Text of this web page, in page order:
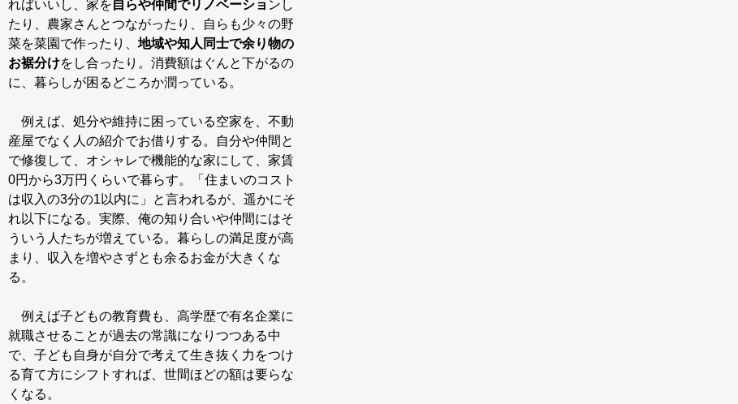
ればいいし、家を自らや仲間でリノベーショ ンし
たり、農家さんとつながったり、自らも少々の野
菜を菜園で作ったり、 地域や知人同士で余り物の
お裾分けをし合ったり。消費額はぐんと下がるの
に、暮らしが困るどころか潤っている。
例えば、処分や維持に困っている空家を、不動
産屋でなく人の紹介でお借りする。自分や仲間と
で修復して、オシャレで機能的な家にして、家賃
0円から3万円くらいで暮らす。「住まいのコスト
は収入の3分の1以内に」と言われるが、遥かにそ
れ以下になる。実際、俺の知り合いや仲間にはそ
ういう人たちが増えている。暮らしの満足度が高
まり、収入を増やさずとも余るお金が大きくな
る。
例えば子どもの教育費も、高学歴で有名企業に
就職させることが過去の常識になりつつある中
で、子ども自身が自分で考えて生き抜く力をつけ
る育て方にシフトすれば、世間ほどの額は要らな
くなる。